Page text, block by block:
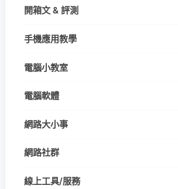
開箱文 & 評測
手機應用教學
電腦小教室
電腦軟體
網路大小事
網路社群
線上工具/服務